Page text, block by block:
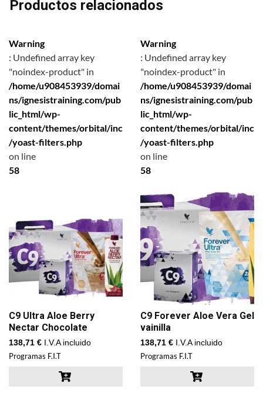
Productos relacionados
Warning
: Undefined array key
"noindex-product" in
/home/u908453939/domai
ns/ignesistraining.com/pub
lic_html/wp-
content/themes/orbital/inc
/yoast-filters.php
on line
58
C9 Ultra Aloe Berry
Nectar Chocolate
138,71 € I.V.A incluido
Programas F.I.T
Warning
: Undefined array key
"noindex-product" in
/home/u908453939/domai
ns/ignesistraining.com/pub
lic_html/wp-
content/themes/orbital/inc
/yoast-filters.php
on line
58
C9 Forever Aloe Vera Gel
vainilla
138,71 € I.V.A incluido
Programas F.I.T